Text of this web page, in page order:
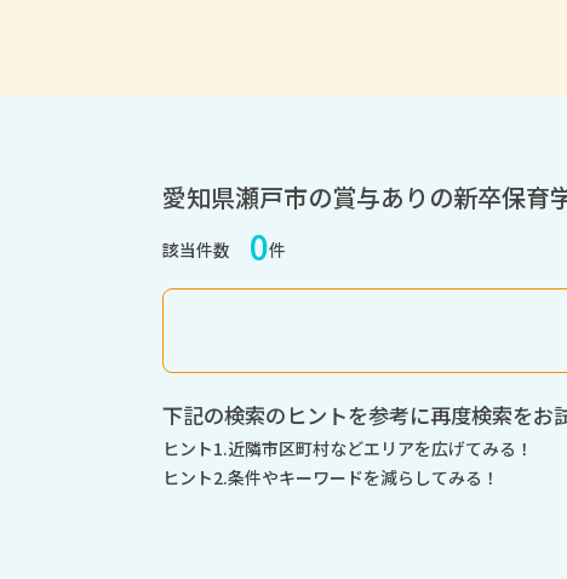
愛知県瀬戸市の賞与ありの新卒保育
該当件数 0件
下記の検索のヒントを参考に再度検索をお
ヒント1.近隣市区町村などエリアを広げてみる！
ヒント2.条件やキーワードを減らしてみる！